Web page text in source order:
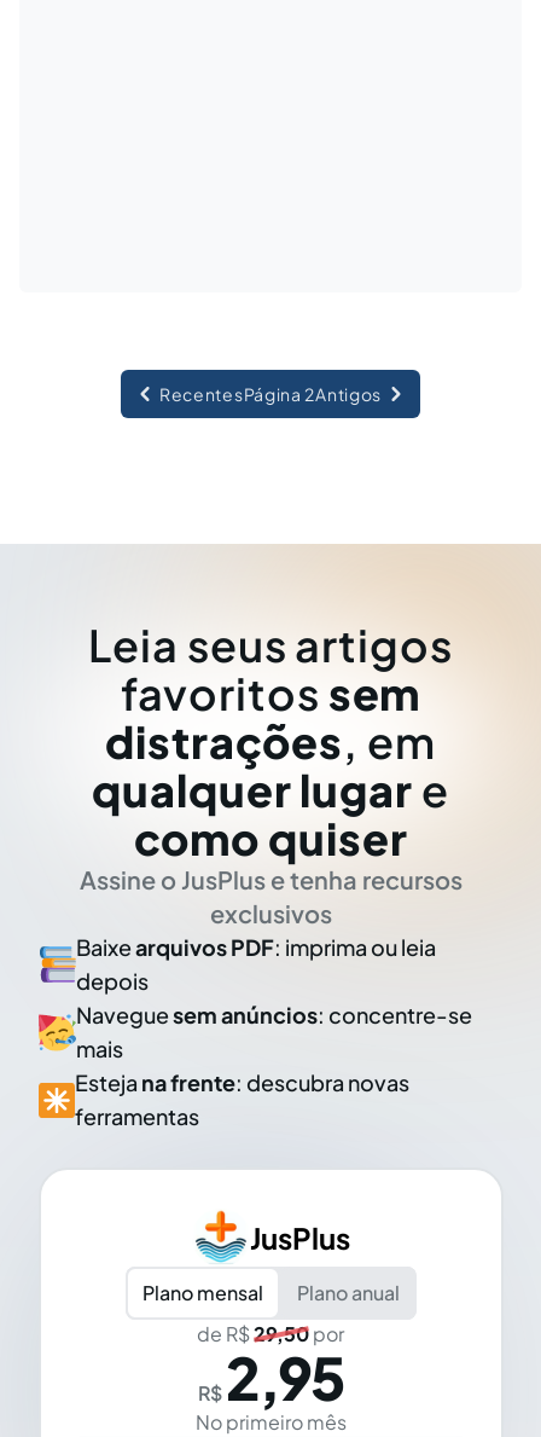
RecentesPágina 2Antigos
Leia seus artigos
favoritos sem
distrações, em
qualquer lugar e
como quiser
Assine o JusPlus e tenha recursos
exclusivos
Baixearquivos PDF: imprima ou leia
depois
Naveguesem anúncios: concentre-se
mais
Esteja na frente: descubra novas
ferramentas
JusPlus
Plano mensal
Plano anual
de R$29,50por
R$ 2,95
No primeiro mês